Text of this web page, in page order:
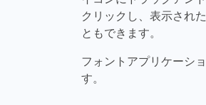
クリックし、表示され
ともできます。
フォントアプリケーシ
す。